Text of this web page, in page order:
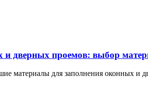
дверных проемов: выбор
материалы для заполнения оконных